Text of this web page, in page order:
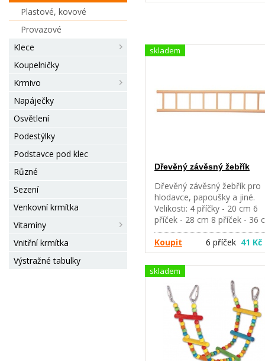
Plastové, kovové
Provazové
Klece
Koupelničky
Krmivo
Napáječky
Osvětlení
Podestýlky
Podstavce pod klec
Různé
Sezení
Venkovní krmítka
Vitamíny
Vnitřní krmítka
Výstražné tabulky
skladem
Dřevěný závěsný žebřík
Dřevěný závěsný žebřík pro
hlodavce, papoušky a jiné.
Velikosti: 4 příčky - 20 cm 6
příček - 28 cm 8 příček - 36
Koupit
6 příček 41 Kč
skladem